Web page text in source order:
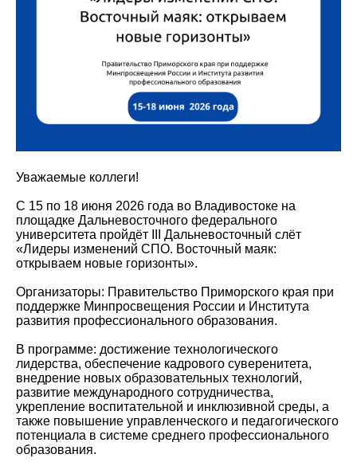
Уважаемые коллеги!
С 15 по 18 июня 2026 года во Владивостоке на
площадке Дальневосточного федерального
университета пройдёт III Дальневосточный слёт
«Лидеры изменений СПО. Восточный маяк:
открываем новые горизонты».
Организаторы: Правительство Приморского края при
поддержке Минпросвещения России и Института
развития профессионального образования.
В программе: достижение технологического
лидерства, обеспечение кадрового суверенитета,
внедрение новых образовательных технологий,
развитие международного сотрудничества,
укрепление воспитательной и инклюзивной среды, а
также повышение управленческого и педагогического
потенциала в системе среднего профессионального
образования.